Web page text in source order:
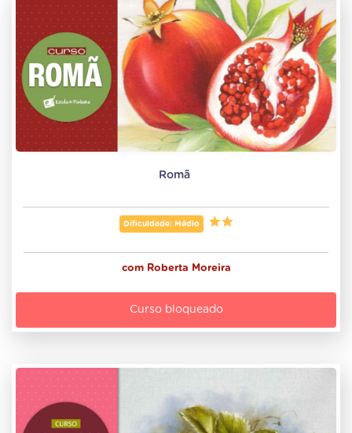
Romã
Dificuldade: Médio
com Roberta Moreira
Curso bloqueado